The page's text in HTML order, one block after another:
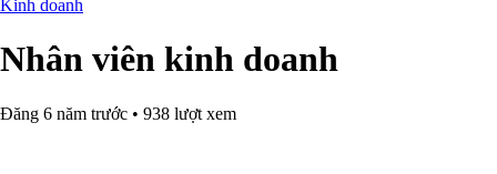
Kinh doanh
Nhân viên kinh doanh
Đăng 6 năm trước • 938 lượt xem